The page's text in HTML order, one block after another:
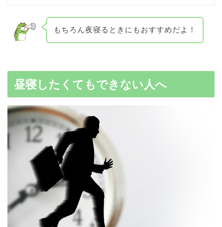
もちろん夜寝るときにもおすすめだよ！
昼寝したくてもできない人へ